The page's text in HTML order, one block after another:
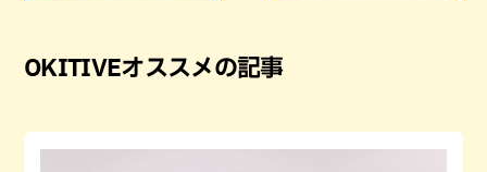
OKITIVEオススメの記事